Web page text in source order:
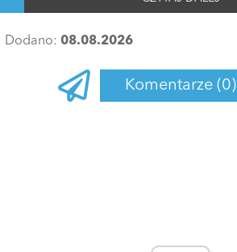
Dodano: 08.08.2026
Komentarze (0)